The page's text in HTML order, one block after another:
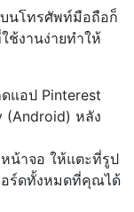
นโทรศัพท์มือถือก็
ช้งานง่ายทำให้
แอป Pinterest
(Android) หลัง
น้าจอ ให้แตะที่รูป
ร์ดทั้งหมดที่คุณได้